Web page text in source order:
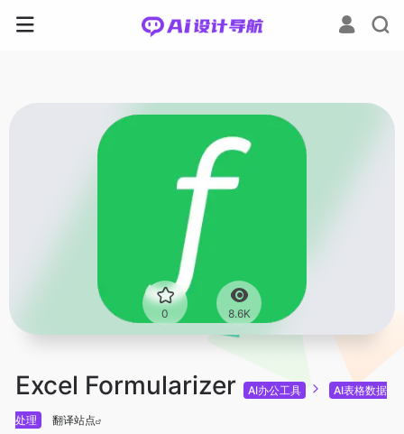
0 8.6K
Excel Formularizer AI办公工具 AI表格数据
处理 翻译站点